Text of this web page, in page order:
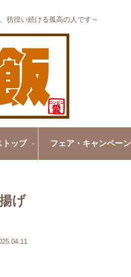
彷徨い続ける孤高の人です～
トップ フェア・キャンペーン
げ